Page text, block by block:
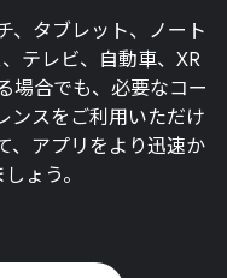
、タブレット、ノート
テレビ、自動車、XR
場合でも、必要なコー
ンスをご利用いただけ
、アプリをより迅速か
ょう。